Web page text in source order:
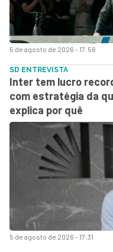
5 de agosto de 2026 - 17:56
5 de agosto de 2026 - 17:31
SD ENTREVISTA
Inter tem lucro
com estratégia da
explica por quê